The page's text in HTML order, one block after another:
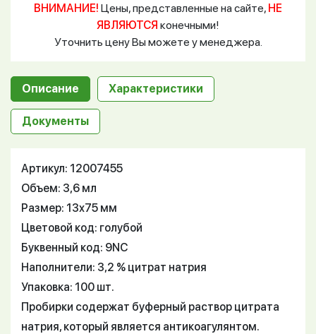
ВНИМАНИЕ! Цены, представленные на сайте, НЕ
ЯВЛЯЮТСЯ конечными!
Уточнить цену Вы можете у менеджера.
Описание Характеристики
Документы
Артикул: 12007455
Объем: 3,6 мл
Размер: 13х75 мм
Цветовой код: голубой
Буквенный код: 9NC
Наполнители: 3,2 % цитрат натрия
Упаковка: 100 шт.
Пробирки содержат буферный раствор цитрата
натрия, который является антикоагулянтом.